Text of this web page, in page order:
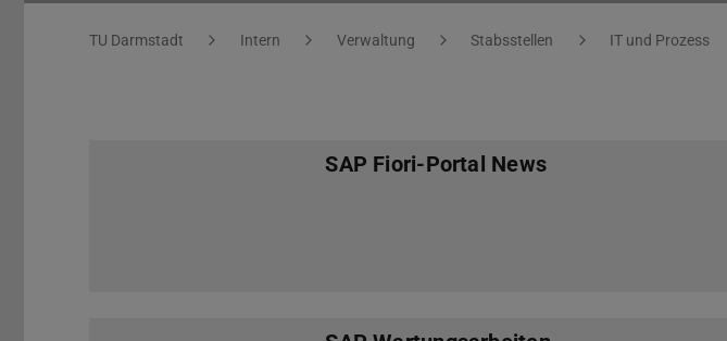
Sie befinden sich hier:
TU Darmstadt Intern Verwaltung Stabsstellen IT und Prozess
SAP Fiori-Portal News